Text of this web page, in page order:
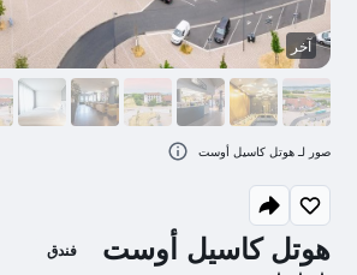
هوتل كاسيل أوست فندق
آخر
صور لـ هوتل كاسيل أوست